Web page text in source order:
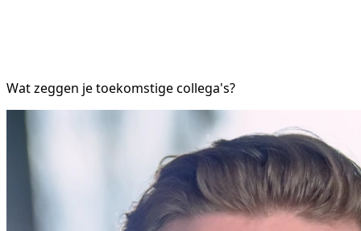
Wat zeggen je toekomstige collega's?